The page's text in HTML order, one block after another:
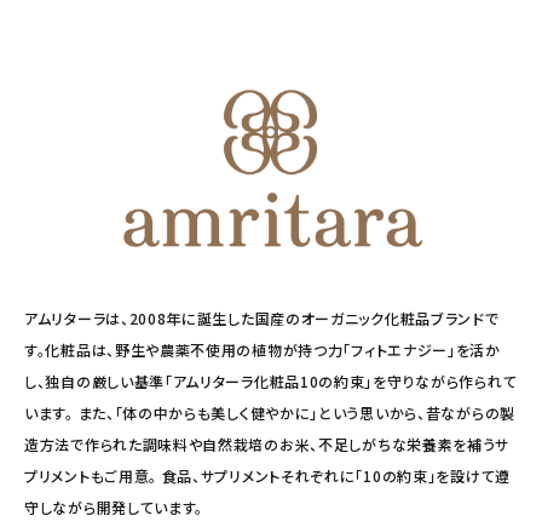
アムリターラは、2008年に誕生した国産のオーガニック化粧品ブランドで
す。化粧品は、野生や農薬不使用の植物が持つ力「フィトエナジー」を活か
し、独自の厳しい基準「アムリターラ化粧品10の約束」を守りながら作られて
います。 また、「体の中からも美しく健やかに」という思いから、昔ながらの製
造方法で作られた調味料や自然栽培のお米、不足しがちな栄養素を補うサ
プリメントもご用意。 食品、サプリメントそれぞれに「10の約束」を設けて遵
守しながら開発しています。